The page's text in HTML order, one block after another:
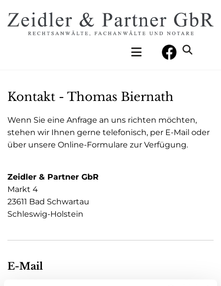
Kontakt - Thomas Biernath
Wenn Sie eine Anfrage an uns richten möchten,
stehen wir Ihnen gerne telefonisch, per E-Mail oder
über unsere Online-Formulare zur Verfügung.
Zeidler & Partner GbR
Markt 4
23611 Bad Schwartau
Schleswig-Holstein
E-Mail